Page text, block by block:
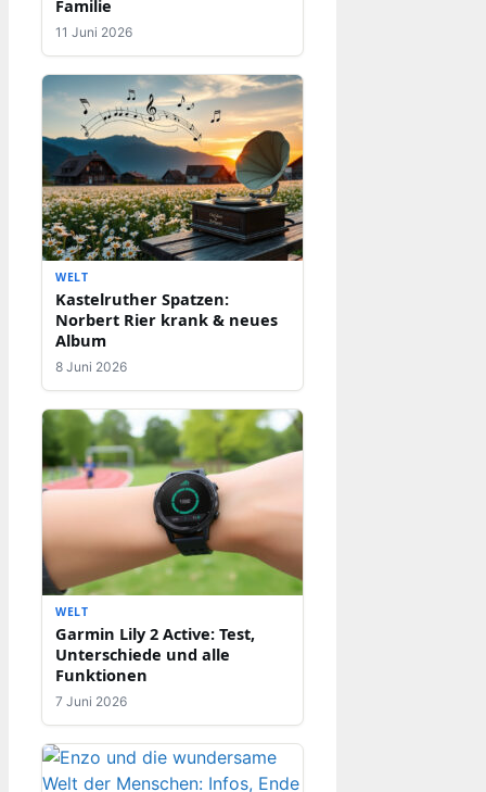
Familie
11 Juni 2026
WELT
Kastelruther Spatzen:
Norbert Rier krank & neues
Album
8 Juni 2026
WELT
Garmin Lily 2 Active: Test,
Unterschiede und alle
Funktionen
7 Juni 2026